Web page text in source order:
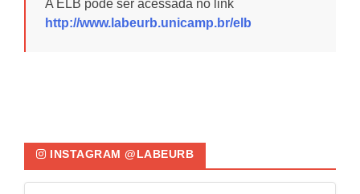
A ELB pode ser acessada no link
http://www.labeurb.unicamp.br/elb
INSTAGRAM @LABEURB